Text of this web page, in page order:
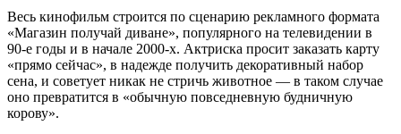
Весь кинофильм строится по сценарию рекламного формата
«Магазин получай диване», популярного на телевидении в
90-е годы и в начале 2000-х. Актриска просит заказать карту
«прямо сейчас», в надежде получить декоративный набор
сена, и советует никак не стричь животное — в таком случае
оно превратится в «обычную повседневную будничную
корову».